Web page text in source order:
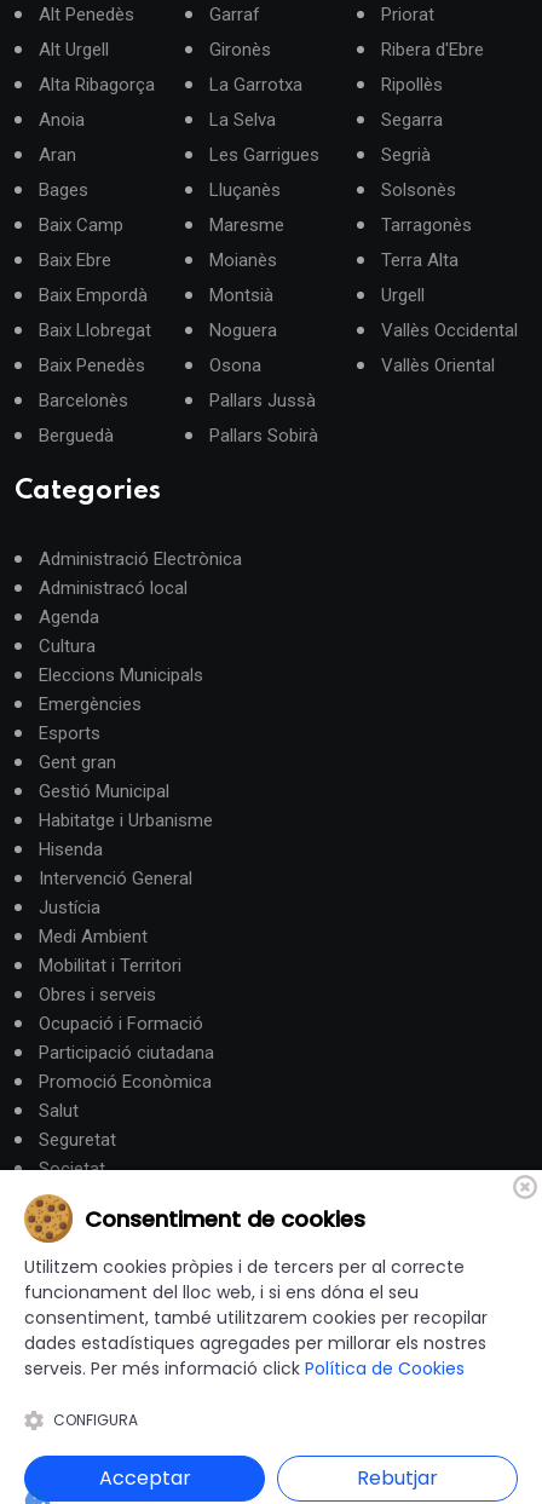
Alt Penedès
Alt Urgell
Alta Ribagorça
Anoia
Aran
Bages
Baix Camp
Baix Ebre
Baix Empordà
Baix Llobregat
Baix Penedès
Barcelonès
Berguedà
Garraf
Gironès
La Garrotxa
La Selva
Les Garrigues
Lluçanès
Maresme
Moianès
Montsià
Noguera
Osona
Pallars Jussà
Pallars Sobirà
Priorat
Ribera d'Ebre
Ripollès
Segarra
Segrià
Solsonès
Tarragonès
Terra Alta
Urgell
Vallès Occidental
Vallès Oriental
Categories
Administració Electrònica
Administracó local
Agenda
Cultura
Eleccions Municipals
Emergències
Esports
Gent gran
Gestió Municipal
Habitatge i Urbanisme
Hisenda
Intervenció General
Justícia
Medi Ambient
Mobilitat i Territori
Obres i serveis
Ocupació i Formació
Participació ciutadana
Promoció Econòmica
Salut
Seguretat
Societat
Turisme
Altres Canals
canalandorra.ad
© 2012-2026 Ajuntaments de Catalunya - Tots els drets
Avís Legal |Política de privacitat|
Política de Cookies| Accessibilitat|
Consentiment de cookies
Utilitzem cookies pròpies i de tercers per al correcte
funcionament del lloc web, i si ens dóna el seu
consentiment, també utilitzarem cookies per recopilar
dades estadístiques agregades per millorar els nostres
serveis. Per més informació click Política de Cookies
CONFIGURA
Acceptar Rebutjar